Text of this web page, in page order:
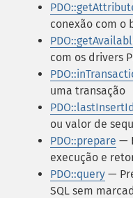
conexão com o
com os drivers
uma transação
PDO::lastInsertId
ou valor de
PDO::prepare —
execução e
PDO::query —
SQL sem